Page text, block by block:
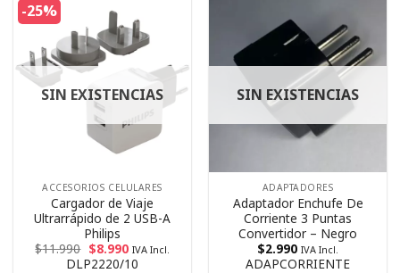
-25%
SIN EXISTENCIAS
ACCESORIOS CELULARES
Cargador de Viaje
Ultrarrápido de 2 USB-A
Philips
$11.990 $8.990 IVA Incl.
DLP2220/10
SIN EXISTENCIAS
ADAPTADORES
Adaptador Enchufe De
Corriente 3 Puntas
Convertidor – Negro
$2.990 IVA Incl.
ADAPCORRIENTE